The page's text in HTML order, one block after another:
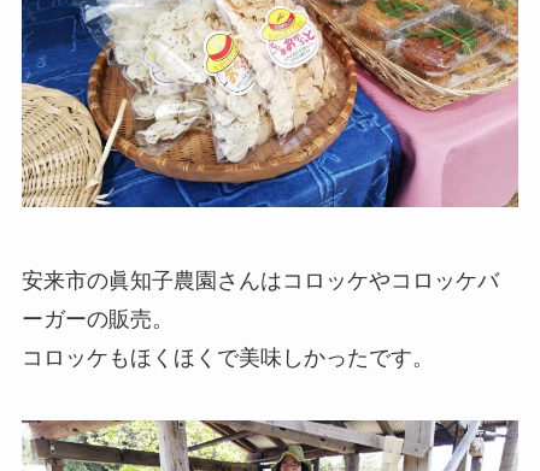
安来市の眞知子農園さんはコロッケやコロッケバ
ーガーの販売。
コロッケもほくほくで美味しかったです。